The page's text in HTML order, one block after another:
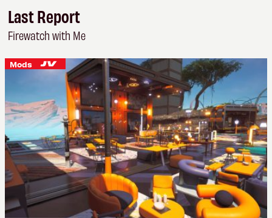
Last Report
Firewatch with Me
Mods